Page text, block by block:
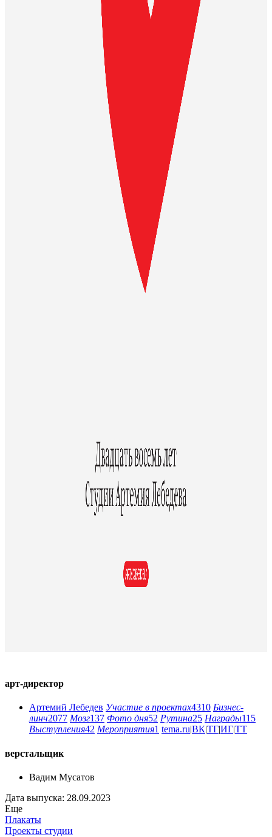
арт-директор
Артемий Лебедев Участие в проектах4310 Бизнес-
линч2077 Мозг137 Фото дня52 Рутина25 Награды115
Выступления42 Мероприятия1 tema.ru|ВК|ТГ|ИГ|ТТ
верстальщик
Вадим Мусатов
Дата выпуска: 28.09.2023
Еще
Плакаты
Проекты студии